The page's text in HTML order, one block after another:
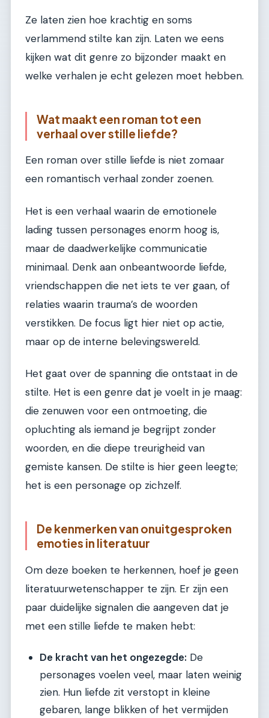
Ze laten zien hoe krachtig en soms
verlammend stilte kan zijn. Laten we eens
kijken wat dit genre zo bijzonder maakt en
welke verhalen je echt gelezen moet hebben.
Wat maakt een roman tot een
verhaal over stille liefde?
Een roman over stille liefde is niet zomaar
een romantisch verhaal zonder zoenen.
Het is een verhaal waarin de emotionele
lading tussen personages enorm hoog is,
maar de daadwerkelijke communicatie
minimaal. Denk aan onbeantwoorde liefde,
vriendschappen die net iets te ver gaan, of
relaties waarin trauma’s de woorden
verstikken. De focus ligt hier niet op actie,
maar op de interne belevingswereld.
Het gaat over de spanning die ontstaat in de
stilte. Het is een genre dat je voelt in je maag:
die zenuwen voor een ontmoeting, die
opluchting als iemand je begrijpt zonder
woorden, en die diepe treurigheid van
gemiste kansen. De stilte is hier geen leegte;
het is een personage op zichzelf.
De kenmerken van onuitgesproken
emoties in literatuur
Om deze boeken te herkennen, hoef je geen
literatuurwetenschapper te zijn. Er zijn een
paar duidelijke signalen die aangeven dat je
met een stille liefde te maken hebt:
De kracht van het ongezegde: De
personages voelen veel, maar laten weinig
zien. Hun liefde zit verstopt in kleine
gebaren, lange blikken of het vermijden